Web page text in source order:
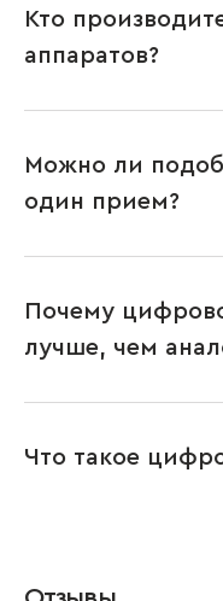
Кто
аппаратов?
Можно ли
один прием?
Почему
лучше, чем
Что такое